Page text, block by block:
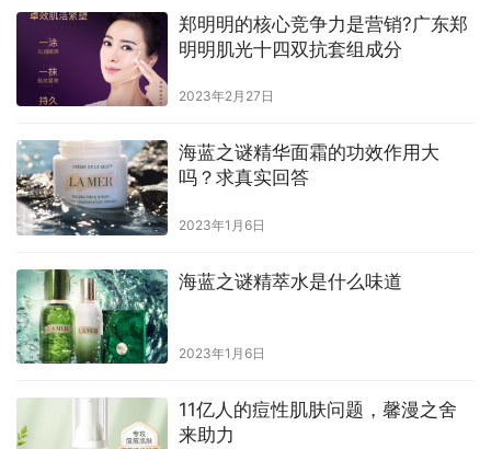
郑明明的核心竞争力是营销?广东郑
明明肌光十四双抗套组成分
2023年2月27日
海蓝之谜精华面霜的功效作用大
吗？求真实回答
2023年1月6日
海蓝之谜精萃水是什么味道
2023年1月6日
11亿人的痘性肌肤问题，馨漫之舍
来助力